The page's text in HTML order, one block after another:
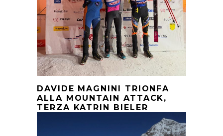
DAVIDE MAGNINI TRIONFA
ALLA MOUNTAIN ATTACK,
TERZA KATRIN BIELER